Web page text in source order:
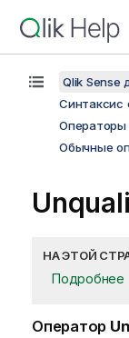
Qlik Sense
Синтаксис
Операторы
Обычные
НА ЭТОЙ
Подробнее
Оператор